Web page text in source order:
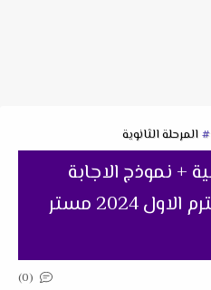
المرحلة الثانوية
+ نموذج الاجابة
للصف الأول الثانوى الترم الاول 2024 مستر
(0)